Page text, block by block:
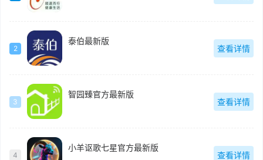
2
泰伯最新版
查看详情
3
智园臻官方最新版
查看详情
4
小羊讴歌七星官方最新版
查看详情